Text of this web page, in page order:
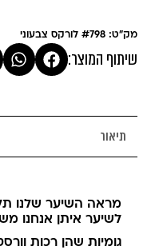
מק"ט: #798 לורקס צבעוני
שיתוף המוצר:
תיאור
מראה השיער שלנו
לשיער איתן אנחנו
גומיות שהן רכות